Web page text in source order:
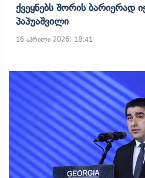
Ქვეყნებს Შორის Ბარიერად
Პაპუაშვილი
16 აპრილი 2026, 18:41